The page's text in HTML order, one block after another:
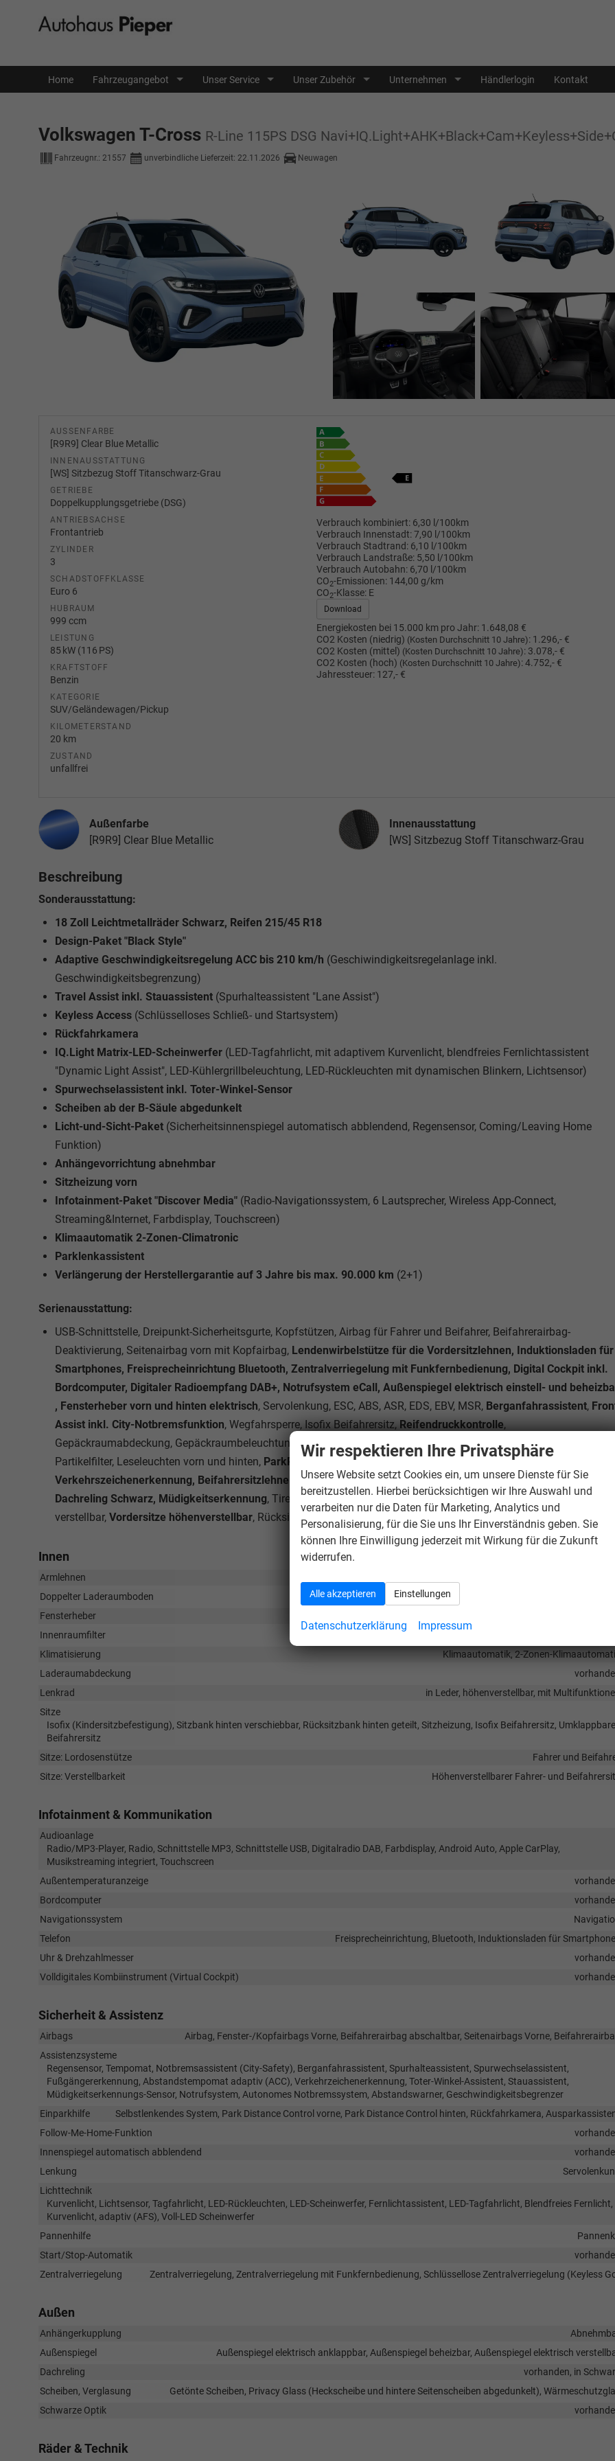
Home Fahrzeugangebot Unser Service Unser Zubehör Unternehmen Händlerlogin Kontakt
Volkswagen T-Cross R-Line 115PS DSG
Fahrzeugnr.: 21557 unverbindliche Lieferzeit: 22.11.2026 Neuwagen
AUSSENFARBE
[R9R9] Clear Blue Metallic
INNENAUSSTATTUNG
[WS] Sitzbezug Stoff Titanschwarz-Grau
GETRIEBE
Doppelkupplungsgetriebe (DSG)
ANTRIEBSACHSE
Frontantrieb
ZYLINDER
3
SCHADSTOFFKLASSE
Euro 6
HUBRAUM
999 ccm
LEISTUNG
85 kW (116 PS)
KRAFTSTOFF
Benzin
KATEGORIE
SUV/Geländewagen/Pickup
KILOMETERSTAND
20 km
ZUSTAND
unfallfrei
Verbrauch kombiniert: 6,30 l/100km
Verbrauch Innenstadt:7,90 l/100km
Verbrauch Stadtrand: 6,10 l/100km
Verbrauch Landstraße: 5,50 l/100km
Verbrauch Autobahn: 6,70 l/100km
CO2-Emissionen: 144,00 g/km
CO2-Klasse: E
Download
Energiekosten bei 15.000 km pro Jahr: 1.648,08 €
CO2 Kosten (niedrig) (Kosten Durchschnitt 10 Jahre): 1.296,- €
CO2 Kosten (mittel) (Kosten Durchschnitt 10 Jahre): 3.078,- €
CO2 Kosten (hoch) (Kosten Durchschnitt 10 Jahre):4.752,- €
Jahressteuer: 127,- €
Außenfarbe
[R9R9] Clear Blue Metallic
Innenausstattung
Innenausstattung
[WS] Sitzbezug Stoff Titanschwarz-Grau
Beschreibung
Sonderausstattung:
18 Zoll Leichtmetallräder Schwarz, Reifen 215/45 R18
Design-Paket "Black Style"
Adaptive Geschwindigkeitsregelung ACC bis 210 km/h (Geschiwindigkeitsregelanlage inkl.
Geschwindigkeitsbegrenzung)
Travel Assist inkl. Stauassistent (Spurhalteassistent "Lane Assist")
Keyless Access (Schlüsselloses Schließ- und Startsystem)
Rückfahrkamera
IQ.Light Matrix-LED-Scheinwerfer (LED-Tagfahrlicht, mit adaptivem Kurvenlicht, blendfreies Fernlichtassistent
"Dynamic Light Assist", LED-Kühlergrillbeleuchtung, LED-Rückleuchten mit dynamischen Blinkern, Lichtsensor)
Spurwechselassistent inkl. Toter-Winkel-Sensor
Scheiben ab der B-Säule abgedunkelt
Licht-und-Sicht-Paket (Sicherheitsinnenspiegel automatisch abblendend, Regensensor, Coming/Leaving Home
Funktion)
Anhängevorrichtung abnehmbar
Sitzheizung vorn
Infotainment-Paket "Discover Media" (Radio-Navigationssystem, 6 Lautsprecher, Wireless App-Connect,
Streaming&Internet, Farbdisplay, Touchscreen)
Klimaautomatik 2-Zonen-Climatronic
Parklenkassistent
Verlängerung der Herstellergarantie auf 3 Jahre bis max. 90.000 km (2+1)
Serienausstattung:
USB-Schnittstelle, Dreipunkt-Sicherheitsgurte, Kopfstützen, Airbag für Fahrer und Beifahrer, Beifahrerairbag-
Deaktivierung, Seitenairbag vorn mit Kopfairbag, Lendenwirbelstütze für die Vordersitzlehnen, Induktionsladen für
Smartphones, Freisprecheinrichtung Bluetooth, Zentralverriegelung mit Funkfernbedienung, Digital Cockpit inkl.
Bordcomputer, Digitaler Radioempfang DAB+, Notrufsystem eCall, Außenspiegel elektrisch einstell- und
, Fensterheber vorn und hinten elektrisch, Servolenkung, ESC, ABS, ASR, EDS, EBV, MSR, Berganfahrassistent,
Assist inkl. City-Notbremsfunktion, Wegfahrsperre, Isofix Beifahrersitz, Reifendruckkontrolle,
Gepäckraumabdeckung, Gepäckraumbeleuchtung, Make-up-Spiegel in den Sonnenblenden, Ablagefächer, OPF -
Partikelfilter, Leseleuchten vorn und hinten, ParkPilot vorn und hinten, Fußgängererkennung,
Verkehrszeichenerkennung, Beifahrersitzlehne umklappbar, Start-Stopp-Anlage, Mittelarmlehne vorne,
Dachreling Schwarz, Müdigkeitserkennung, Tire-Mobility-Set,Außenspiegel elektrisch anklappbar , Lenksäule
verstellbar, Vordersitze höhenverstellbar, Rücksitzlehne geteilt umklappbar,Multifunktions-Lederlenkrad
Innen
Armlehnen
Doppelter Laderaumboden
Fensterheber
Innenraumfilter
Klimatisierung
Klimaautomatik, 2-Zonen-
Laderaumabdeckung
Lenkrad
in Leder, höhenverstellbar, mit
Sitze
Isofix (Kindersitzbefestigung), Sitzbank hinten verschiebbar, Rücksitzbank hinten geteilt, Sitzheizung, Isofix Beifahrersitz,
Beifahrersitz
Sitze: Lordosenstütze
Fahrer und
Sitze: Verstellbarkeit
Höhenverstellbarer Fahrer- und
Infotainment & Kommunikation
Audioanlage
Radio/MP3-Player, Radio, Schnittstelle MP3, Schnittstelle USB, Digitalradio DAB, Farbdisplay, Android Auto, Apple CarPlay,
Musikstreaming integriert, Touchscreen
Außentemperaturanzeige
Bordcomputer
Navigationssystem
Telefon
Freisprecheinrichtung, Bluetooth, Induktionsladen für
Uhr & Drehzahlmesser
Volldigitales Kombiinstrument (Virtual Cockpit)
Sicherheit & Assistenz
Airbags
Airbag, Fenster-/Kopfairbags Vorne, Beifahrerairbag abschaltbar, Seitenairbags Vorne,
Assistenzsysteme
Regensensor, Tempomat, Notbremsassistent (City-Safety), Berganfahrassistent, Spurhalteassistent, Spurwechselassistent,
Fußgängererkennung, Abstandstempomat adaptiv (ACC), Verkehrzeichenerkennung, Toter-Winkel-Assistent, Stauassistent,
Müdigkeitserkennungs-Sensor, Notrufsystem, Autonomes Notbremssystem, Abstandswarner, Geschwindigkeitsbegrenzer
Einparkhilfe
Selbstlenkendes System, Park Distance Control vorne, Park Distance Control hinten, Rückfahrkamera,
Follow-Me-Home-Funktion
Innenspiegel automatisch abblendend
Lenkung
Lichttechnik
Kurvenlicht, Lichtsensor, Tagfahrlicht, LED-Rückleuchten, LED-Scheinwerfer, Fernlichtassistent, LED-Tagfahrlicht, Blendfreies Fernlicht,
Kurvenlicht, adaptiv (AFS), Voll-LED Scheinwerfer
Pannenhilfe
Start/Stop-Automatik
Zentralverriegelung
Zentralverriegelung, Zentralverriegelung mit Funkfernbedienung, Schlüssellose Zentralverriegelung (Keyless
Außen
Anhängerkupplung
Außenspiegel
Außenspiegel elektrisch anklappbar, Außenspiegel beheizbar, Außenspiegel elektrisch
Dachreling
vorhanden, in
Scheiben, Verglasung
Getönte Scheiben, Privacy Glass (Heckscheibe und hintere Seitenscheiben abgedunkelt),
Schwarze Optik
Räder & Technik
Wir respektieren Ihre Privatsphäre
Unsere Website setzt Cookies ein, um unsere Dienste für Sie
bereitzustellen. Hierbei berücksichtigen wir Ihre Auswahl und
verarbeiten nur die Daten für Marketing, Analytics und
Personalisierung, für die Sie uns Ihr Einverständnis geben. Sie
können Ihre Einwilligung jederzeit mit Wirkung für die Zukunft
widerrufen.
Alle akzeptieren Einstellungen
Datenschutzerklärung Impressum